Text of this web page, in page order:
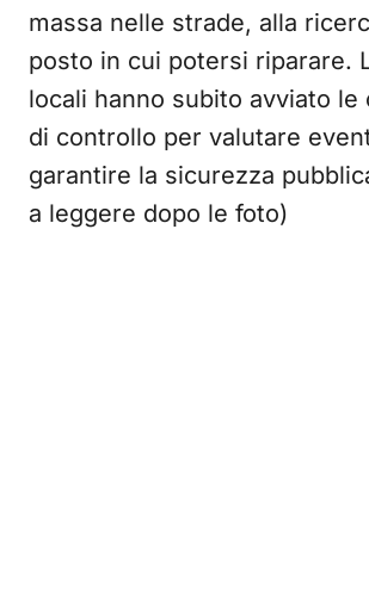
massa nelle strade, alla
posto in cui potersi riparare.
locali hanno subito avviato le
di controllo per valutare
garantire la sicurezza
a leggere dopo le foto)